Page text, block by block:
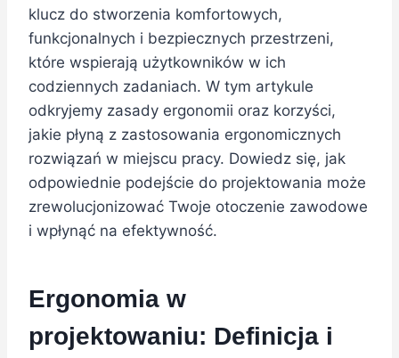
klucz do stworzenia komfortowych,
funkcjonalnych i bezpiecznych przestrzeni,
które wspierają użytkowników w ich
codziennych zadaniach. W tym artykule
odkryjemy zasady ergonomii oraz korzyści,
jakie płyną z zastosowania ergonomicznych
rozwiązań w miejscu pracy. Dowiedz się, jak
odpowiednie podejście do projektowania może
zrewolucjonizować Twoje otoczenie zawodowe
i wpłynąć na efektywność.
Ergonomia w
projektowaniu: Definicja i